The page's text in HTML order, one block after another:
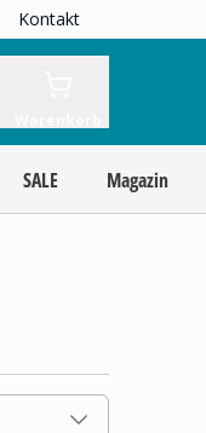
Kontakt
SALE Magazin